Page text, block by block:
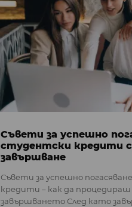
Съвети за успешно
студентски кредити
завършване
Съвети за успешно
кредити – как да процедираш
завършването След като